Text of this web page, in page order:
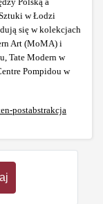
w Łodzi
się w kolekcjach
Art (MoMA) i
Tate Modern w
Pompidou w
postabstrakcja